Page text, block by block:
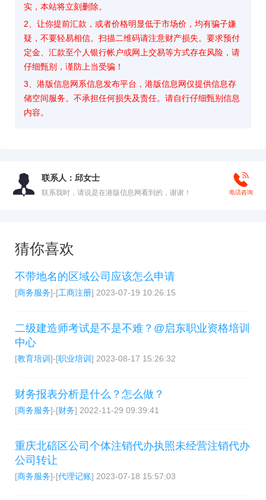
实，本站将立刻删除。
2、让你提前汇款，或者价格明显低于市场价，均有骗子嫌
疑，不要轻易相信。扫描二维码请注意财产损失。要求预付
定金、汇款至个人银行帐户或网上交易等方式存在风险，请
仔细甄别，谨防上当受骗！
3、港版信息网系信息发布平台，港版信息网仅提供信息存
储空间服务。不承担任何损失及责任。请自行仔细甄别信息
内容。
联系人：邱女士
联系我时，请说是在港版信息网看到的，谢谢！ 电话咨询
猜你喜欢
不带地名的区域公司应该怎么申请
[商务服务]-[工商注册] 2023-07-19 10:26:15
二级建造师考试是不是不难？@启东职业资格培训
中心
[教育培训 ]-[职业培训 ] 2023-08-17 15:26:32
财务报表分析是什么？怎么做？
[商务服务]-[财务] 2022-11-29 09:39:41
重庆北碚区公司个体注销代办执照未经营注销代办
公司转让
[商务服务]-[代理记账] 2023-07-18 15:57:03